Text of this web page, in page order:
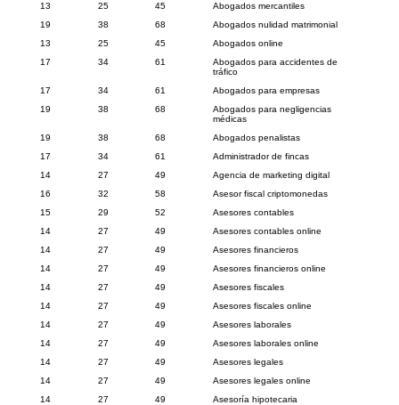
13
25 45
Abogados mercantiles
19
38 68
Abogados nulidad matrimonial
13
25 45
Abogados online
17
34 61
Abogados para accidentes de
tráfico
17
34 61
Abogados para empresas
19
38 68
Abogados para negligencias
médicas
19
38 68
Abogados penalistas
17
34 61
Administrador de fincas
14
27 49
Agencia de marketing digital
16
32 58
Asesor fiscal criptomonedas
15
29 52
Asesores contables
14
27 49
Asesores contables online
14
27 49
Asesores financieros
14
27 49
Asesores financieros online
14
27 49
Asesores fiscales
14
27 49
Asesores fiscales online
14
27 49
Asesores laborales
14
27 49
Asesores laborales online
14
27 49
Asesores legales
14
27 49
Asesores legales online
14
27 49
Asesoría hipotecaria